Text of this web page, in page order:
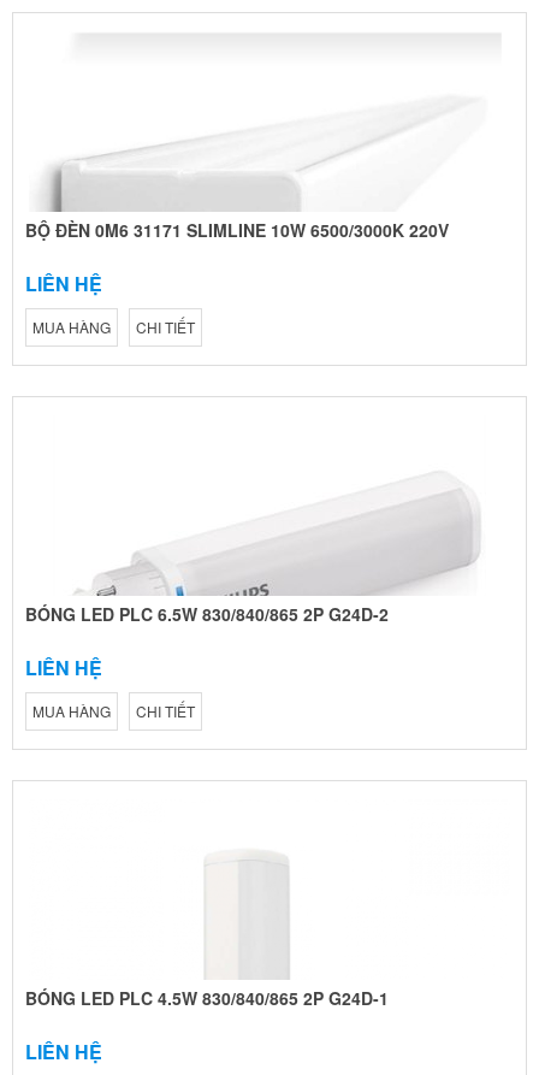
BỘ ĐÈN 0M6 31171 SLIMLINE 10W 6500/3000K 220V
LIÊN HỆ
MUA HÀNG CHI TIẾT
BÓNG LED PLC 6.5W 830/840/865 2P G24D-2
LIÊN HỆ
MUA HÀNG CHI TIẾT
BÓNG LED PLC 4.5W 830/840/865 2P G24D-1
LIÊN HỆ